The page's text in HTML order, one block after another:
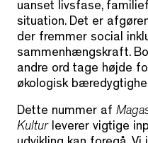
uanset livsfase,
situation. Det er
der fremmer social
sammenhængskraft.
andre ord tage højde
økologisk
Dette nummer af
Kulturleverer vigtige